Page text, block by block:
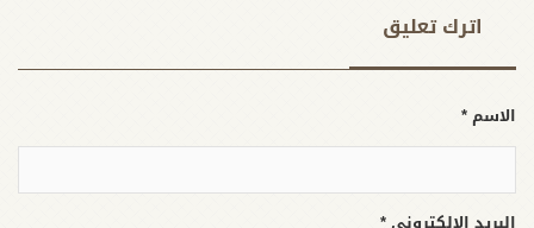
اترك تعلیق
الاسم *